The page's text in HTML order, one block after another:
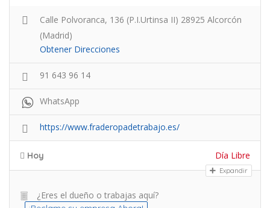
Calle Polvoranca, 136 (P.I.Urtinsa II) 28925 Alcorcón
(Madrid)
Obtener Direcciones
91 643 96 14
WhatsApp
https://www.fraderopadetrabajo.es/
Hoy Día Libre
Expandir
¿Eres el dueño o trabajas aquí?